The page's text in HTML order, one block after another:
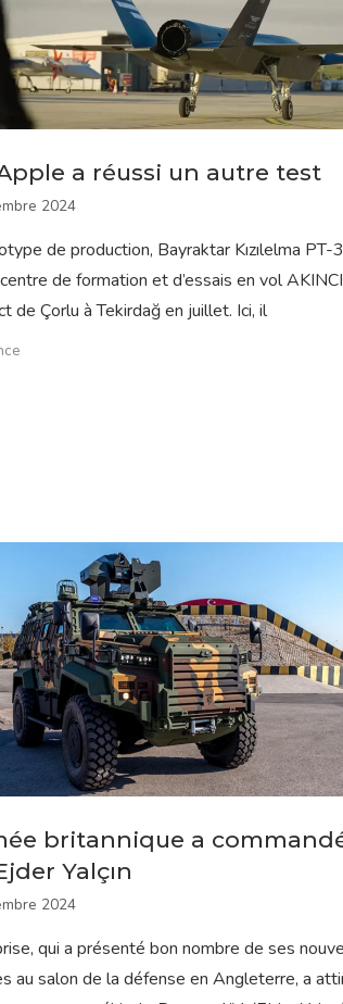
a réussi un autre test
2024
de production, Bayraktar Kızılelma PT-
de formation et d’essais en vol
de Çorlu à Tekirdağ en juillet. Ici, il
britannique a
Yalçın
2024
qui a présenté bon nombre de ses
au salon de la défense en Angleterre, a